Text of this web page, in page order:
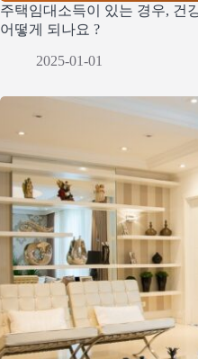
주택임대소득이 있는 경우, 건
어떻게 되나요 ?
2025-01-01